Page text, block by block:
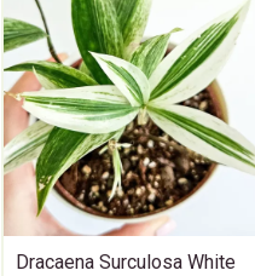
Dracaena Surculosa White